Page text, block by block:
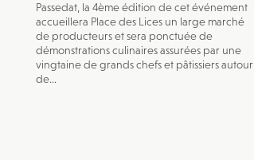
Passedat, la 4ème édition de cet événement
accueillera Place des Lices un large marché
de producteurs et sera ponctuée de
démonstrations culinaires assurées par une
vingtaine de grands chefs et pâtissiers autour
de...